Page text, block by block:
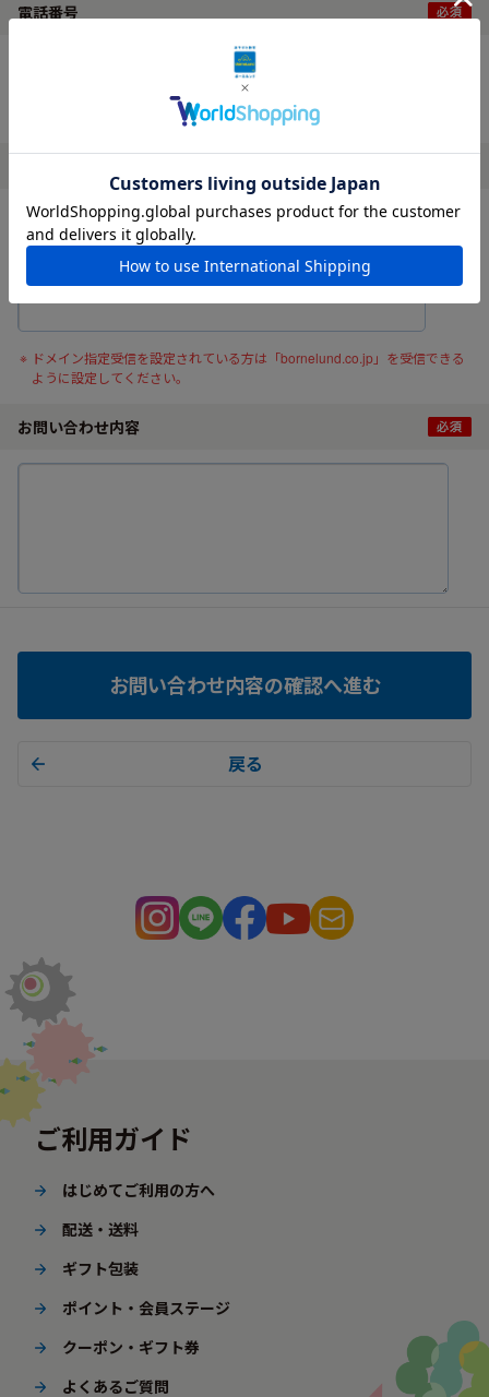
電話番号
ハイフンなしでご入力ください。
確認の為、メールアドレスを再度入力してください。
ドメイン指定受信を設定されている方は「bornelund.co.jp」を受信できる
ように設定してください。
お問い合わせ内容
お問い合わせ内容の確認へ進む
戻る
ご利用ガイド
はじめてご利用の方へ
配送・送料
ギフト包装
ポイント・会員ステージ
クーポン・ギフト券
よくあるご質問